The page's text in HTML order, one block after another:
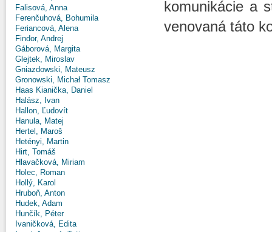
Falisová, Anna
Ferenčuhová, Bohumila
Feriancová, Alena
Findor, Andrej
Gáborová, Margita
Glejtek, Miroslav
Gniazdowski, Mateusz
Gronowski, Michał Tomasz
Haas Kianička, Daniel
Halász, Ivan
Hallon, Ľudovít
Hanula, Matej
Hertel, Maroš
Hetényi, Martin
Hirt, Tomáš
Hlavačková, Miriam
Holec, Roman
Hollý, Karol
Hruboň, Anton
Hudek, Adam
Hunčík, Péter
Ivaničková, Edita
komunikácie a
venovaná táto